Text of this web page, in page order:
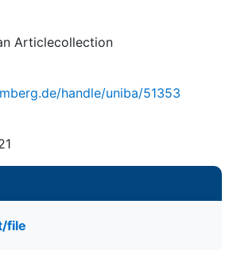
Articlecollection
handle/uniba/51353
file